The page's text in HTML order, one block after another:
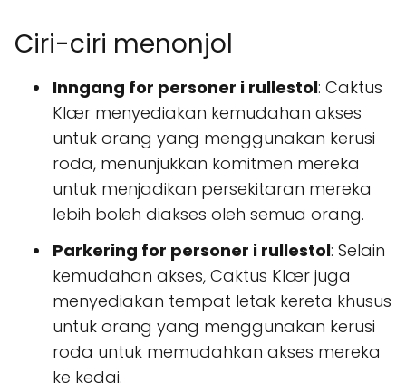
Ciri-ciri menonjol
Inngang for personer i rullestol: Caktus
Klær menyediakan kemudahan akses
untuk orang yang menggunakan kerusi
roda, menunjukkan komitmen mereka
untuk menjadikan persekitaran mereka
lebih boleh diakses oleh semua orang.
Parkering for personer i rullestol: Selain
kemudahan akses, Caktus Klær juga
menyediakan tempat letak kereta khusus
untuk orang yang menggunakan kerusi
roda untuk memudahkan akses mereka
ke kedai.